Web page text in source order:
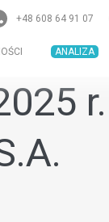
+48 608 64 91 07
ANALIZA